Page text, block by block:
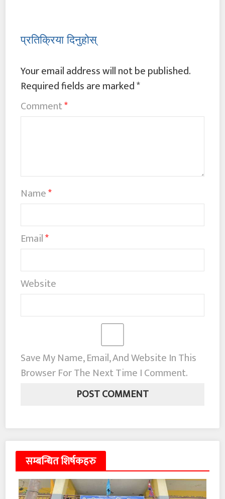
प्रतिक्रिया दिनुहोस्
Your email address will not be published.
Required fields are marked*
Comment*
Name*
Email*
Website
Save My Name, Email, And Website In This
Browser For The Next Time I Comment.
सम्बन्धित शिर्षकहरु